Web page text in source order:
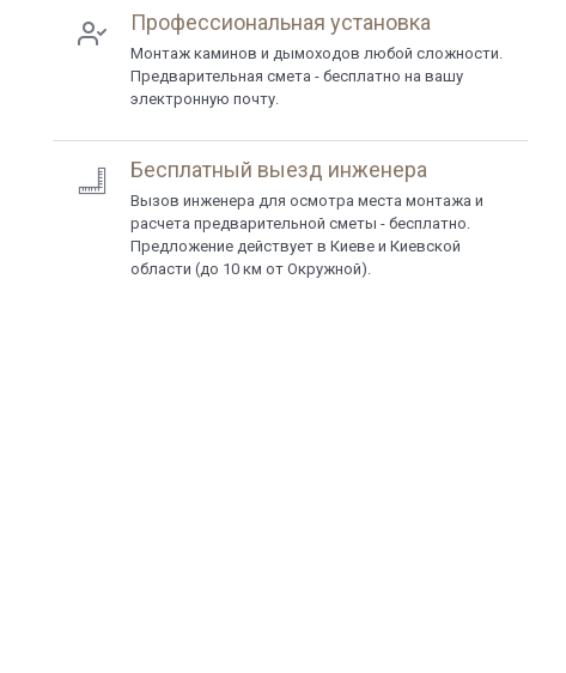
Профессиональная установка
Монтаж каминов и дымоходов любой сложности.
Предварительная смета - бесплатно на вашу
электронную почту.
Бесплатный выезд инженера
Вызов инженера для осмотра места монтажа и
расчета предварительной сметы - бесплатно.
Предложение действует в Киеве и Киевской
области (до 10 км от Окружной).